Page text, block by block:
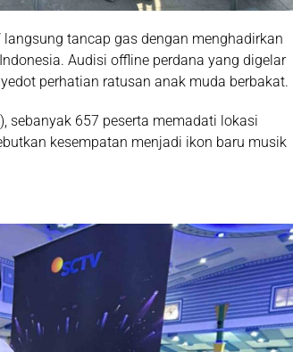
tancap gas dengan menghadirkan
. Audisi offline perdana yang digelar
perhatian ratusan anak muda berbakat.
sebanyak 657 peserta memadati lokasi
kesempatan menjadi ikon baru musik